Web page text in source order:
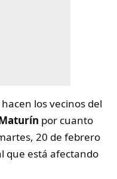
los vecinos del
por cuanto
20 de febrero
que está afectando